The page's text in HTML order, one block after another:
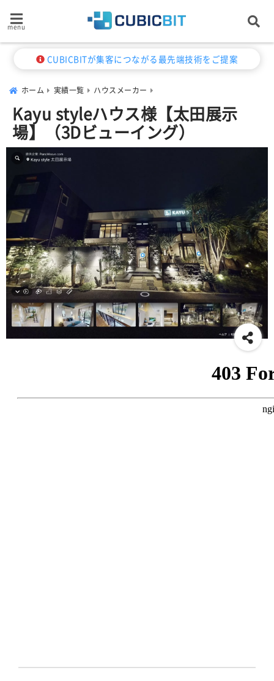
menu
CUBICBITが集客につながる最先端技術をご提案
ホーム 実績一覧 ハウスメーカー
Kayu styleハウス様【太田展示
場】（3Dビューイング）